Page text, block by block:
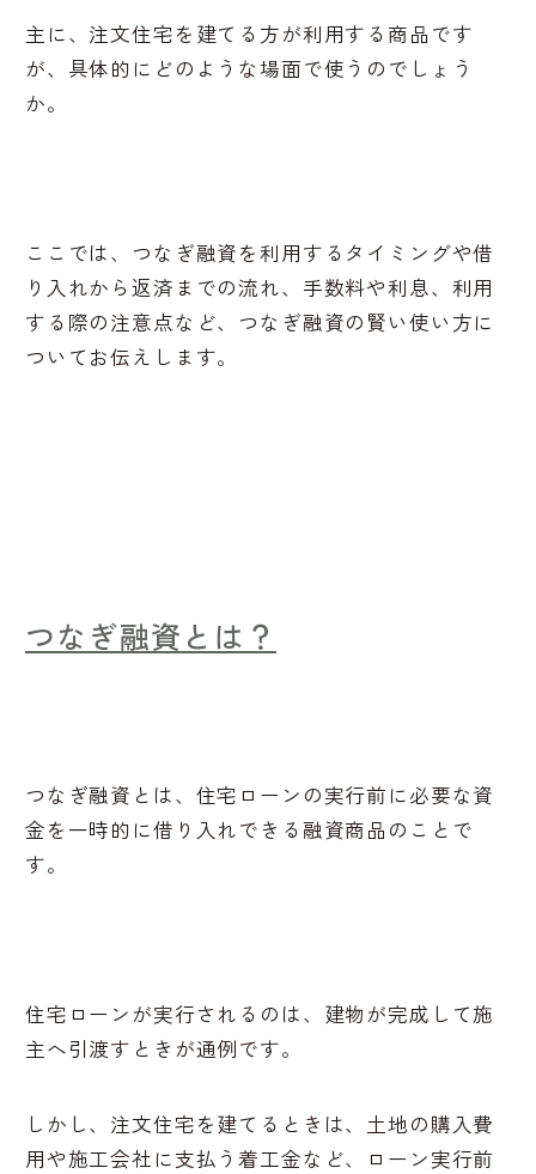
主に、注文住宅を建てる方が利用する商品です
が、具体的にどのような場面で使うのでしょう
か。
ここでは、つなぎ融資を利用するタイミングや借
り入れから返済までの流れ、手数料や利息、利用
する際の注意点など、つなぎ融資の賢い使い方に
ついてお伝えします。
つなぎ融資とは？
つなぎ融資とは、住宅ローンの実行前に必要な資
金を一時的に借り入れできる融資商品のことで
す。
住宅ローンが実行されるのは、建物が完成して施
主へ引渡すときが通例です。
しかし、注文住宅を建てるときは、土地の購入費
用や施工会社に支払う着工金など、ローン実行前